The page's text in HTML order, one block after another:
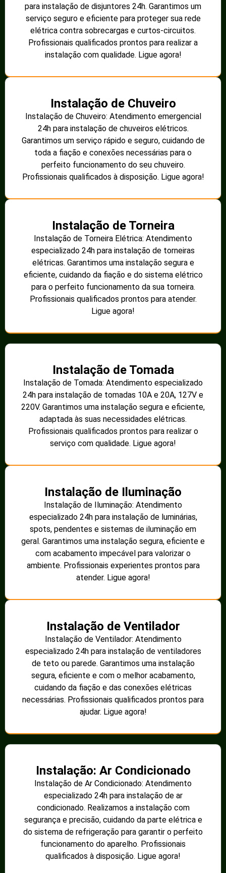
para instalação de disjuntores 24h. Garantimos um
serviço seguro e eficiente para proteger sua rede
elétrica contra sobrecargas e curtos-circuitos.
Profissionais qualificados prontos para realizar a
instalação com qualidade. Ligue agora!
Instalação de Chuveiro
Instalação de Chuveiro: Atendimento emergencial
24h para instalação de chuveiros elétricos.
Garantimos um serviço rápido e seguro, cuidando de
toda a fiação e conexões necessárias para o
perfeito funcionamento do seu chuveiro.
Profissionais qualificados à disposição. Ligue agora!
Instalação de Torneira
Instalação de Torneira Elétrica: Atendimento
especializado 24h para instalação de torneiras
elétricas. Garantimos uma instalação segura e
eficiente, cuidando da fiação e do sistema elétrico
para o perfeito funcionamento da sua torneira.
Profissionais qualificados prontos para atender.
Ligue agora!
Instalação de Tomada
Instalação de Tomada: Atendimento especializado
24h para instalação de tomadas 10A e 20A, 127V e
220V. Garantimos uma instalação segura e eficiente,
adaptada às suas necessidades elétricas.
Profissionais qualificados prontos para realizar o
serviço com qualidade. Ligue agora!
Instalação de Iluminação
Instalação de Iluminação: Atendimento
especializado 24h para instalação de luminárias,
spots, pendentes e sistemas de iluminação em
geral. Garantimos uma instalação segura, eficiente e
com acabamento impecável para valorizar o
ambiente. Profissionais experientes prontos para
atender. Ligue agora!
Instalação de Ventilador
Instalação de Ventilador: Atendimento
especializado 24h para instalação de ventiladores
de teto ou parede. Garantimos uma instalação
segura, eficiente e com o melhor acabamento,
cuidando da fiação e das conexões elétricas
necessárias. Profissionais qualificados prontos para
ajudar. Ligue agora!
Instalação: Ar Condicionado
Instalação de Ar Condicionado: Atendimento
especializado 24h para instalação de ar
condicionado. Realizamos a instalação com
segurança e precisão, cuidando da parte elétrica e
do sistema de refrigeração para garantir o perfeito
funcionamento do aparelho. Profissionais
qualificados à disposição. Ligue agora!